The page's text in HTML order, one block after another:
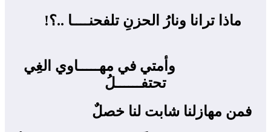
ماذا ترانا ونارُ الحزنِ تلفحنــــا ..؟!
وأمتي في مهـــــاوي الغِي
تحتفــــــلُ
فمن مهازلنا شابت لنا خصلٌ ‍